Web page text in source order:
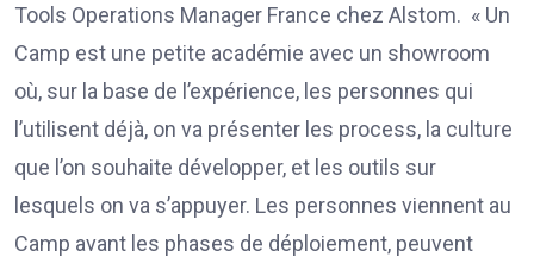
Tools Operations Manager France chez Alstom. « Un
Camp est une petite académie avec un showroom
où, sur la base de l’expérience, les personnes qui
l’utilisent déjà, on va présenter les process, la culture
que l’on souhaite développer, et les outils sur
lesquels on va s’appuyer. Les personnes viennent au
Camp avant les phases de déploiement, peuvent